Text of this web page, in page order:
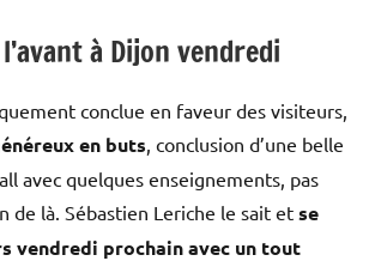
à Dijon vendredi
conclue en faveur des visiteurs,
en buts , conclusion d’une belle
avec quelques enseignements, pas
de là. Sébastien Leriche le sait et se
vendredi prochain avec un tout